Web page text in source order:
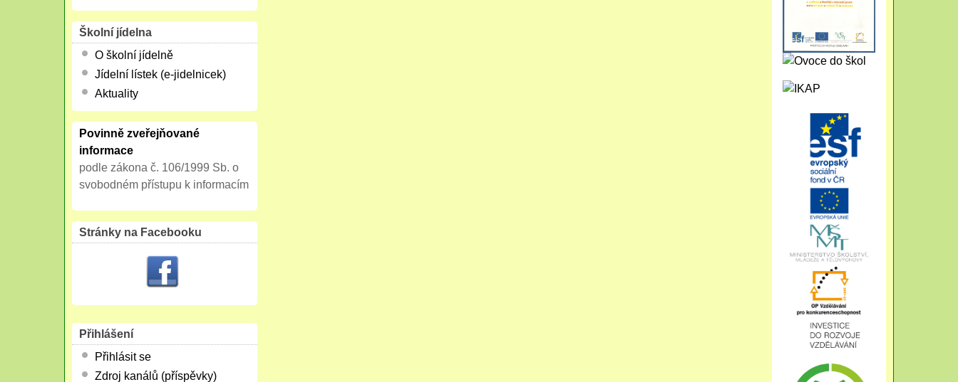
Školní jídelna
O školní jídelně
Jídelní lístek (e-jidelnicek)
Aktuality
Povinně zveřejňované
informace
podle zákona č. 106/1999 Sb. o
svobodném přístupu k informacím
Stránky na Facebooku
Přihlášení
Přihlásit se
Zdroj kanálů (příspěvky)